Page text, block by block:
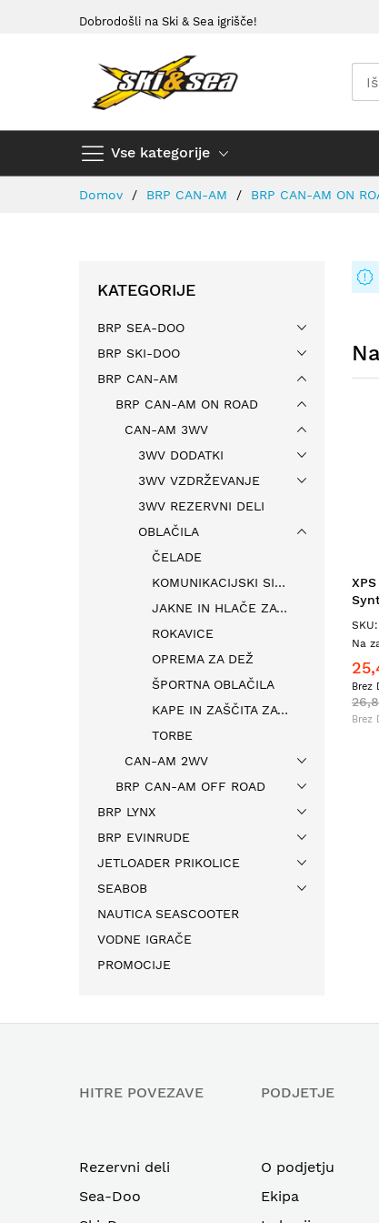
Dobrodošli na Ski & Sea igrišče!
Vse kategorije
Domov BRP CAN-AM BRP CAN-AM ON
Na
KATEGORIJE
BRP SEA-DOO
BRP SKI-DOO
BRP CAN-AM
BRP CAN-AM ON ROAD
CAN-AM 3WV
3WV DODATKI
3WV VZDRŽEVANJE
3WV REZERVNI DELI
OBLAČILA
ČELADE
KOMUNIKACIJSKI SISTEMI IN DODATKI
JAKNE IN HLAČE ZA VOŽNJO
ROKAVICE
OPREMA ZA DEŽ
ŠPORTNA OBLAČILA
KAPE IN ZAŠČITA ZA VRAT
TORBE
CAN-AM 2WV
BRP CAN-AM OFF ROAD
BRP LYNX
BRP EVINRUDE
JETLOADER PRIKOLICE
SEABOB
NAUTICA SEASCOOTER
VODNE IGRAČE
PROMOCIJE
HITRE POVEZAVE
Rezervni deli
Sea-Doo
PODJETJE
O podjetju
Ekipa